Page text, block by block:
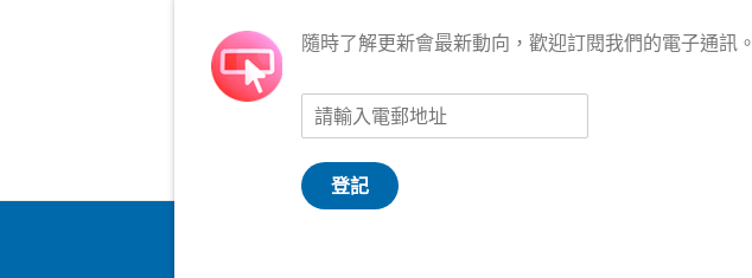
隨時了解更新會最新動向，歡迎訂閱我們的電子通訊。
登記